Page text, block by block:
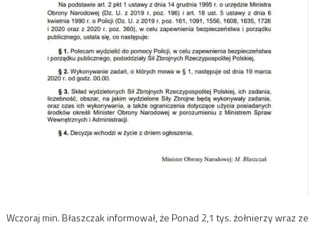
Wczoraj min. Błaszczak informował, że Ponad 2,1 tys. żołnierzy wraz ze